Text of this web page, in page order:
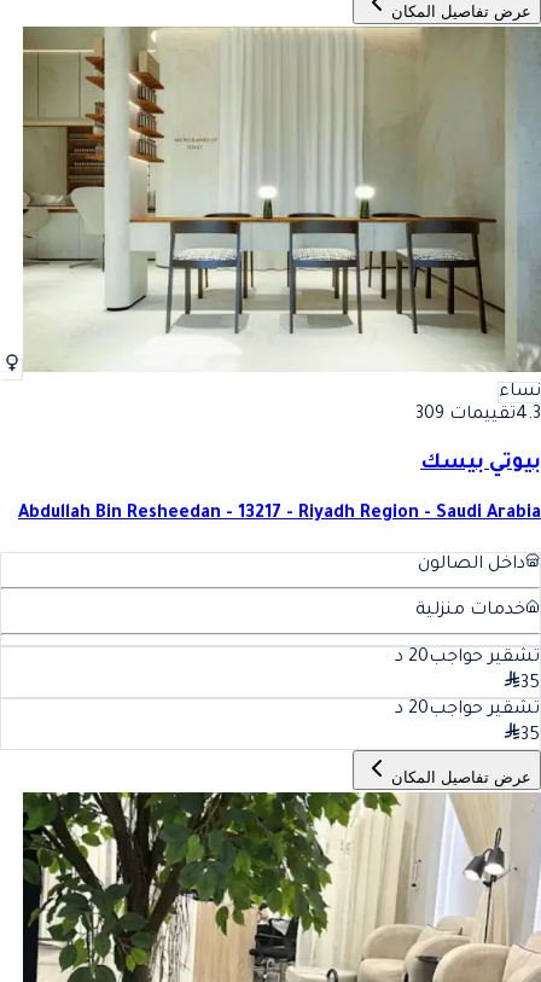
عرض تفاصيل المكان
نساء
4.3تقييمات 309
بيوتي بيسك
Abdullah Bin Resheedan - 13217 - Riyadh Region - Saudi Arabia
داخل الصالون
خدمات منزلية
تشقير حواجب20 د
35
تشقير حواجب20 د
35
عرض تفاصيل المكان